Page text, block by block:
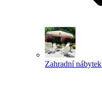
Zahradní nábytek